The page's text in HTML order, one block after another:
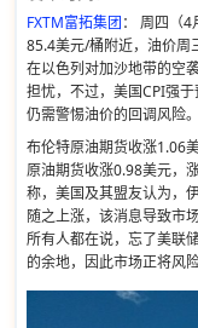
FXTM富拓集团： 周四（
85.4美元/桶附近，油价周
在以色列对加沙地带的空
担忧，不过，美国CPI强
仍需警惕油价的回调风险。
布伦特原油期货收涨1.06
原油期货收涨0.98美元，
称，美国及其盟友认为，
随之上涨，该消息导致市
所有人都在说，忘了美联
的余地，因此市场正将风